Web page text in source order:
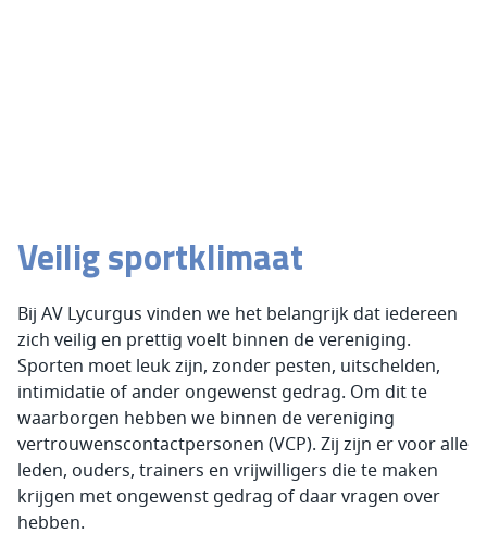
Veilig sportklimaat
Bij AV Lycurgus vinden we het belangrijk dat iedereen
zich veilig en prettig voelt binnen de vereniging.
Sporten moet leuk zijn, zonder pesten, uitschelden,
intimidatie of ander ongewenst gedrag. Om dit te
waarborgen hebben we binnen de vereniging
vertrouwenscontactpersonen (VCP). Zij zijn er voor alle
leden, ouders, trainers en vrijwilligers die te maken
krijgen met ongewenst gedrag of daar vragen over
hebben.